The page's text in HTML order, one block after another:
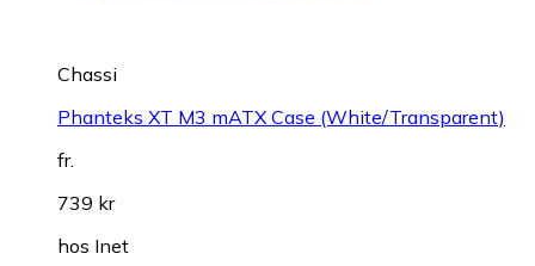
Chassi
Phanteks XT M3 mATX Case (White/Transparent)
fr.
739 kr
hos Inet